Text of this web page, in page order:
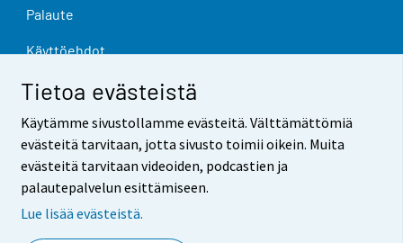
Tietoa evästeistä
Käytämme sivustollamme evästeitä. Välttämättömiä
evästeitä tarvitaan, jotta sivusto toimii oikein. Muita
evästeitä tarvitaan videoiden, podcastien ja
palautepalvelun esittämiseen.
Lue lisää evästeistä.
Palaute
Käyttöehdot
Tietosuoja
Saavutettavuus
Tietoa sivustosta
Evästeasetukset